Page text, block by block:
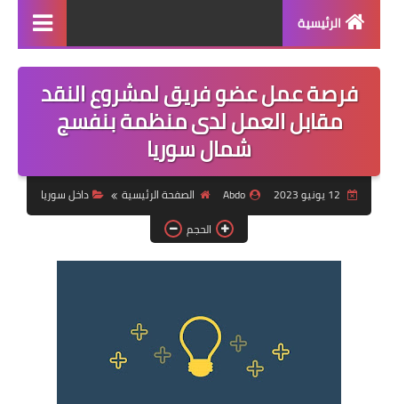
الرئيسية
القائمة
مناقصات
فرص عمل داخل سوريا
فرص عمل في تركيا
فرص عمل في العراق
دورات تدريبية
فرصة عمل عضو فريق لمشروع النقد
مقابل العمل لدى منظمة بنفسج
شمال سوريا
Abdo الصفحة الرئيسية
داخل سوريا
الحجم